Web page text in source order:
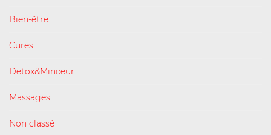
Bien-être
Cures
Detox&Minceur
Massages
Non classé